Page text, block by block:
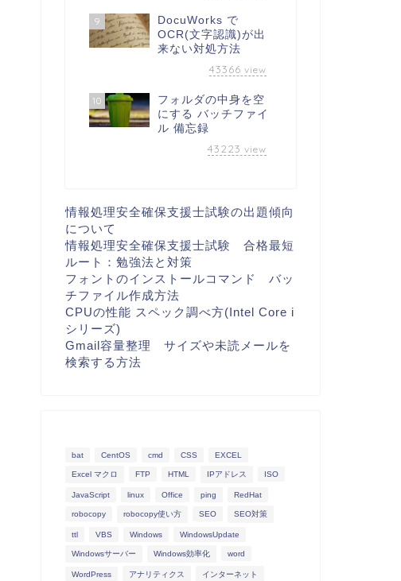
9
DocuWorks で
OCR(文字認識)が出
来ない対処方法
43366 view
10
フォルダの中身を空
にする バッチファイ
ル 備忘録
43223 view
情報処理安全確保支援士試験の出題傾向
について
情報処理安全確保支援士試験 合格最短
ルート：勉強法と対策
フォントのインストールコマンド バッ
チファイル作成方法
CPUの性能 スペック調べ方(Intel Core i
シリーズ)
Gmail容量整理 サイズや未読メールを
検索する方法
bat CentOS cmd CSS EXCEL
Excel マクロ FTP HTML IPアドレス ISO
JavaScript linux Office ping RedHat
robocopy robocopy使い方 SEO SEO対策
ttl VBS Windows WindowsUpdate
Windowsサーバー Windows効率化 word
WordPress アナリティクス インターネット